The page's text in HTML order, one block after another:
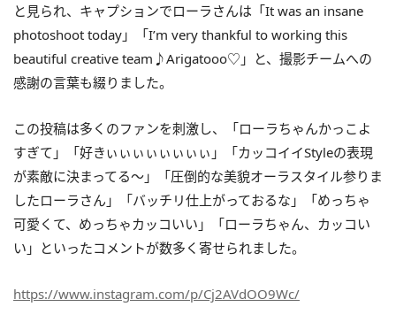
と見られ、キャプションでローラさんは「It was an insane
photoshoot today」「I’m very thankful to working this
beautiful creative team♪Arigatooo♡」と、撮影チームへの
感謝の言葉も綴りました。
この投稿は多くのファンを刺激し、「ローラちゃんかっこよ
すぎて」「好きぃぃぃぃぃぃぃぃ」「カッコイイStyleの表現
が素敵に決まってる〜」「圧倒的な美貌オーラスタイル参りま
したローラさん」「バッチリ仕上がっておるな」「めっちゃ
可愛くて、めっちゃカッコいい」「ローラちゃん、カッコい
い」といったコメントが数多く寄せられました。
https://www.instagram.com/p/Cj2AVdOO9Wc/